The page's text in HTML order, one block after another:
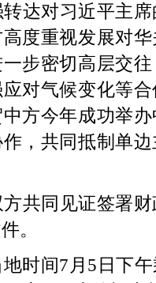
转达对习近平主
度重视发展对
步密切高层交
对气候变化等
方今年成功举
，共同抵制单
共同见证签署
。
时间7月5日下